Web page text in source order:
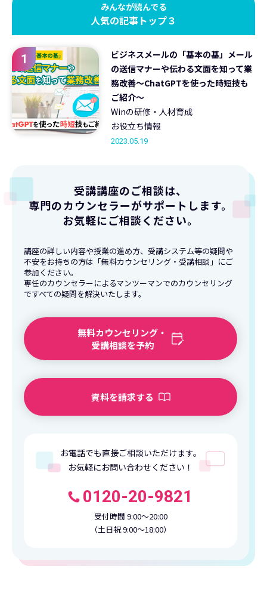
みんなが読んでる
人気の記事トップ３
1
ビジネスメールの「基本の基」メール
の送信マナーや伝わる文面を知って業
務改善～ChatGPTを使った時短技も
ご紹介～
Winの研修・人材育成
お役立ち情報
2023.05.19
受講講座のご相談は、
専門のカウンセラーがサポートします。
お気軽にご相談ください。
講座の詳しい内容や授業の進め方、受講システム等の疑問や
不安をお持ちの方は「無料カウンセリング・受講相談」にご
参加ください。
専任のカウンセラーによるマンツーマンでのカウンセリング
ですべての疑問を解決いたします。
無料カウンセリング・
受講相談を予約
資料を請求する
お電話でも直接ご相談いただけます。
お気軽にお問い合わせください！
0120-20-9821
受付時間 9:00〜20:00
（土日祝 9:00〜18:00）